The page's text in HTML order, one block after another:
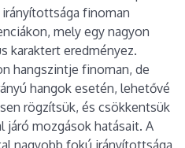
finoman
mely egy nagyon
karaktert eredményez.
hangszintje finoman, de
hangok esetén, lehetővé
rögzítsük, és csökkentsük
járó mozgások hatásait. A
nagyobb fokú irányítottsága